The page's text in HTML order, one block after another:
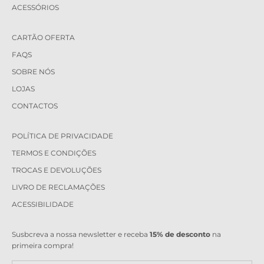
ACESSÓRIOS
CARTÃO OFERTA
FAQS
SOBRE NÓS
LOJAS
CONTACTOS
POLÍTICA DE PRIVACIDADE
TERMOS E CONDIÇÕES
TROCAS E DEVOLUÇÕES
LIVRO DE RECLAMAÇÕES
ACESSIBILIDADE
Susbcreva a nossa newsletter e receba 15% de desconto na
primeira compra!